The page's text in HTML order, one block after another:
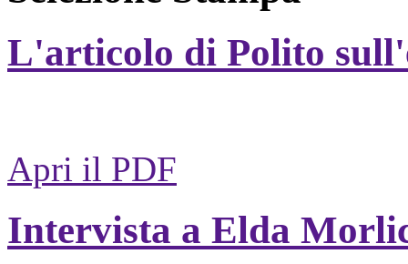
L'articolo di Polito
Apri il PDF
Intervista a Elda